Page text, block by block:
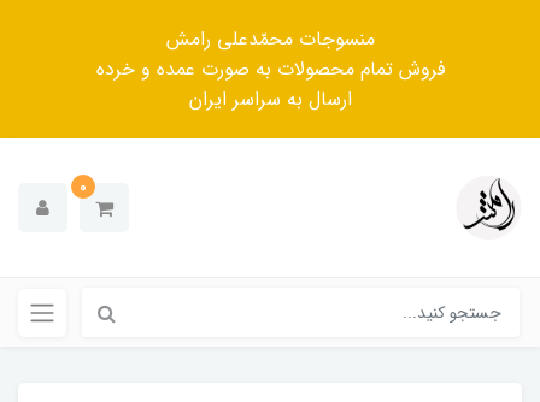
منسوجات محمّدعلی رامش
فروش تمام محصولات به صورت عمده و خرده
ارسال به سراسر ایران
0